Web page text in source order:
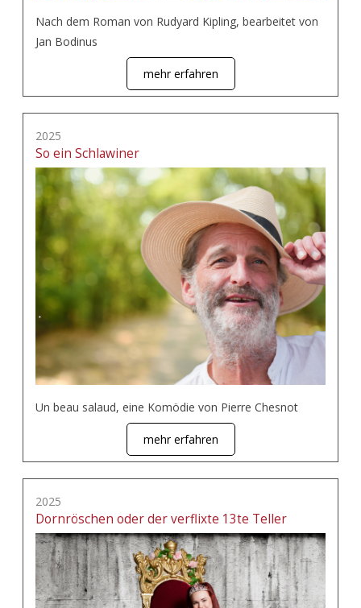
Nach dem Roman von Rudyard Kipling, bearbeitet von
Jan Bodinus
mehr erfahren
2025
So ein Schlawiner
Un beau salaud, eine Komödie von Pierre Chesnot
mehr erfahren
2025
Dornröschen oder der verflixte 13te Teller